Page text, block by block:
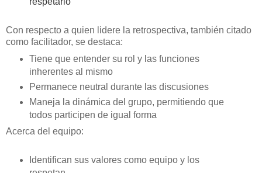
Con respecto a quien lidere la retrospectiva, también citado
como facilitador, se destaca:
Tiene que entender su rol y las funciones
inherentes al mismo
Permanece neutral durante las discusiones
Maneja la dinámica del grupo, permitiendo que
todos participen de igual forma
Acerca del equipo:
Identifican sus valores como equipo y los